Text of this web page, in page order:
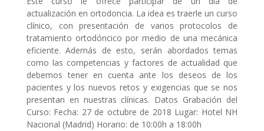
actualización en ortodoncia. La idea es traerle un curso
clínico, con presentación de varios protocolos de
tratamiento ortodóncico por medio de una mecánica
eficiente. Además de esto, serán abordados temas
como las competencias y factores de actualidad que
debemos tener en cuenta ante los deseos de los
pacientes y los nuevos retos y exigencias que se nos
presentan en nuestras clínicas. Datos Grabación del
Curso: Fecha: 27 de octubre de 2018 Lugar: Hotel NH
Nacional (Madrid) Horario: de 10:00h a 18:00h